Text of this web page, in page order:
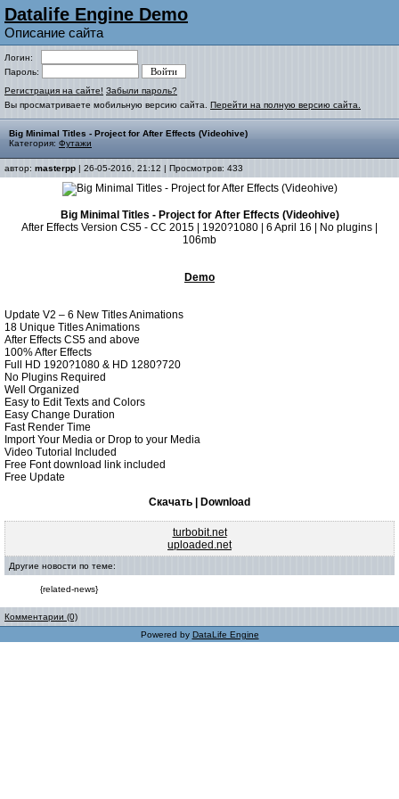
Datalife Engine Demo
Описание сайта
Логин:
Пароль:
Регистрация на сайте! Забыли пароль?
Вы просматриваете мобильную версию сайта. Перейти на полную версию сайта.
Big Minimal Titles - Project for After Effects (Videohive)
Категория: Футажи
автор: masterpp | 26-05-2016, 21:12 | Просмотров: 433
Big Minimal Titles - Project for After Effects (Videohive)
After Effects Version CS5 - CC 2015 | 1920?1080 | 6 April 16 | No plugins |
106mb
Demo
Update V2 – 6 New Titles Animations
18 Unique Titles Animations
After Effects CS5 and above
100% After Effects
Full HD 1920?1080 & HD 1280?720
No Plugins Required
Well Organized
Easy to Edit Texts and Colors
Easy Change Duration
Fast Render Time
Import Your Media or Drop to your Media
Video Tutorial Included
Free Font download link included
Free Update
Скачать | Download
turbobit.net
uploaded.net
Другие новости по теме:
{related-news}
Комментарии (0)
Powered by DataLife Engine